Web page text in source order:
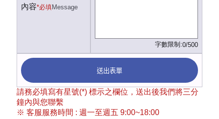
內容*必填Message
字數限制:0/500
送出表單
請務必填寫有星號(*) 標示之欄位，送出後我們將三分
鐘內與您聯繫
※ 客服服務時間 : 週一至週五 9:00~18:00